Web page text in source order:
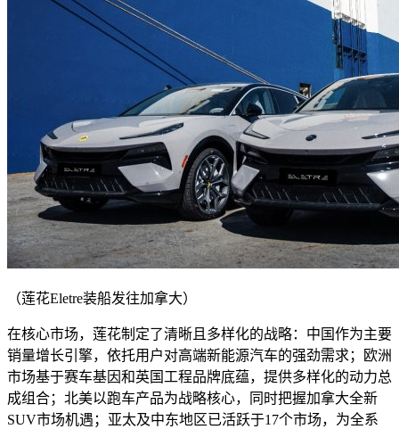
（莲花Eletre装船发往加拿大）
在核心市场，莲花制定了清晰且多样化的战略：中国作为主要
销量增长引擎，依托用户对高端新能源汽车的强劲需求；欧洲
市场基于赛车基因和英国工程品牌底蕴，提供多样化的动力总
成组合；北美以跑车产品为战略核心，同时把握加拿大全新
SUV市场机遇；亚太及中东地区已活跃于17个市场，为全系